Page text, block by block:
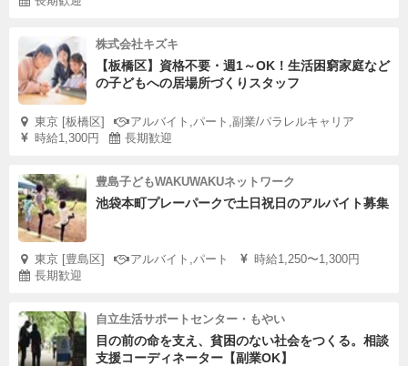
株式会社キズキ
【板橋区】資格不要・週1～OK！生活困窮家庭など
の子どもへの居場所づくりスタッフ
東京 [板橋区]
アルバイト,パート,副業/パラレルキャリア
時給1,300円
長期歓迎
豊島子どもWAKUWAKUネットワーク
池袋本町プレーパークで土日祝日のアルバイト募集
東京 [豊島区] アルバイト,パート
時給1,250〜1,300円
長期歓迎
自立生活サポートセンター・もやい
目の前の命を支え、貧困のない社会をつくる。相談
支援コーディネーター【副業OK】